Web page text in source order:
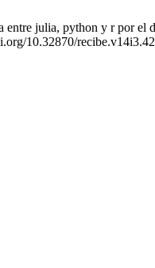
julia, python y r por el
10.32870/